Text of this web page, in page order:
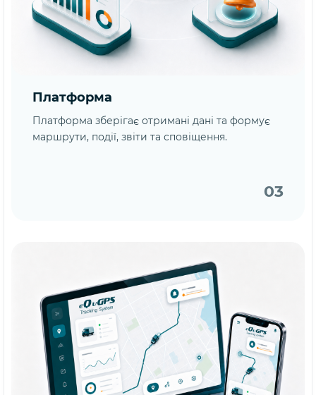
Платформа
Платформа зберігає отримані дані та формує
маршрути, події, звіти та сповіщення.
03